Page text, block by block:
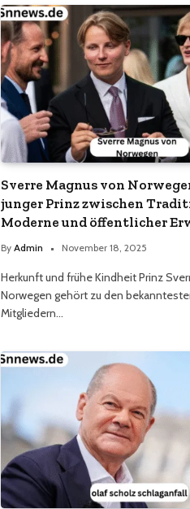
Sverre Magnus von
junger Prinz zwischen
Moderne und öffentlicher
By Admin November 18, 2025
Herkunft und frühe Kindheit Prinz
Norwegen gehört zu den
Mitgliedern…